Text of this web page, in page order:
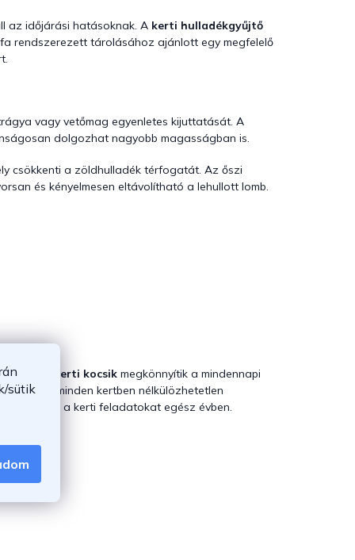
sütik
az időjárási hatásoknak. A kerti hulladékgyűjtő
rendszerezett tárolásához ajánlott egy megfelelő
vagy vetőmag egyenletes kijuttatását. A
dolgozhat nagyobb magasságban is.
csökkenti a zöldhulladék térfogatát. Az őszi
és kényelmesen eltávolítható a lehullott lomb.
kerti kocsik megkönnyítik a mindennapi
révén minden kertben nélkülözhetetlen
a kerti feladatokat egész évben.